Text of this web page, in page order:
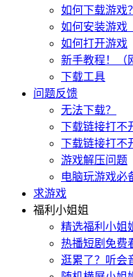
如何下载游戏
如何安装游戏
如何打开游戏
新手教程！（
下载工具
问题反馈
无法下载？
下载链接打不
下载链接打不
游戏解压问题
电脑玩游戏必
求游戏
福利小姐姐
精选福利小姐
热播短剧免费
逛累了？听会